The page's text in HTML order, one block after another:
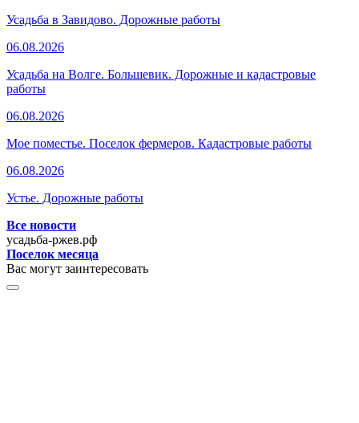
Усадьба в Завидово. Дорожные работы
06.08.2026
Усадьба на Волге. Большевик. Дорожные и кадастровые
работы
06.08.2026
Мое поместье. Поселок фермеров. Кадастровые работы
06.08.2026
Устье. Дорожные работы
Все новости
усадьба-ржев.рф
Поселок месяца
Вас могут заинтересовать